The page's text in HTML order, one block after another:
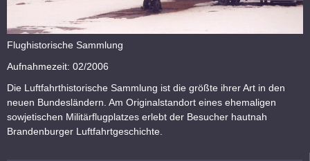
Flughistorische Sammlung
Aufnahmezeit: 02/2006
Die Luftfahrthistorische Sammlung ist die größte ihrer Art in den
neuen Bundesländern. Am Originalstandort eines ehemaligen
sowjetischen Militärflugplatzes erlebt der Besucher hautnah
Brandenburger Luftfahrtgeschichte.